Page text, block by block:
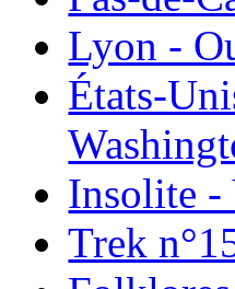
Lyon -
États-
Insolite -
Trek